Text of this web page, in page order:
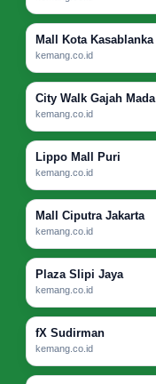
Mall Kota Kasablanka
kemang.co.id
City Walk Gajah Mada
kemang.co.id
Lippo Mall Puri
kemang.co.id
Mall Ciputra Jakarta
kemang.co.id
Plaza Slipi Jaya
kemang.co.id
fX Sudirman
kemang.co.id